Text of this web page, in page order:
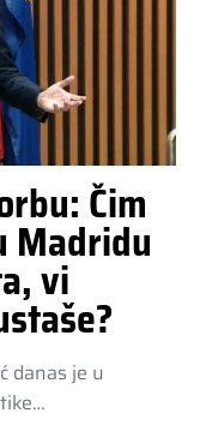
Čim
Madridu
vi
danas je u